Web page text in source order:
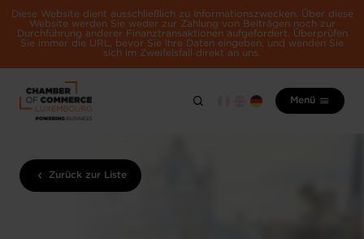
Diese Website dient ausschließlich zu Informationszwecken. Über diese
Website werden Sie weder zur Zahlung von Beiträgen noch zur
Durchführung anderer Finanztransaktionen aufgefordert. Überprüfen
Sie immer die URL, bevor Sie Ihre Daten eingeben, und wenden Sie
sich im Zweifelsfall direkt an uns.
Menü
Zurück zur Liste